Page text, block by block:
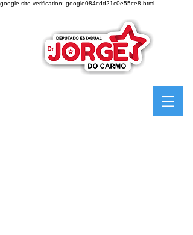
google-site-verification: google084cdd21c0e55ce8.html